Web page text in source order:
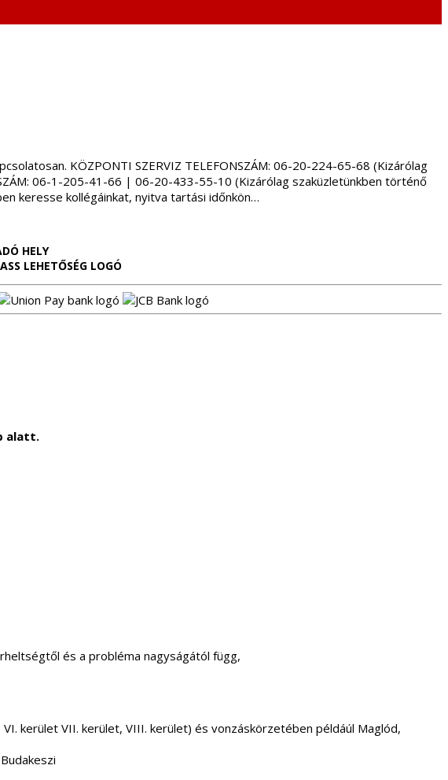
KÖZPONTI SZERVIZ TELEFONSZÁM: 06-20-224-65-68 (Kizárólag
06-1-205-41-66 | 06-20-433-55-10 (Kizárólag szaküzletünkben történő
keresse kollégáinkat, nyitva tartási időnkön…
HELY
alatt.
és a probléma nagyságától függ,
kerület VII. kerület, VIII. kerület) és vonzáskörzetében példáúl Maglód,